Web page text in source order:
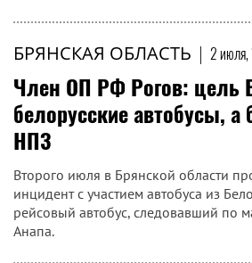
БРЯНСКАЯ ОБЛАСТЬ | 2
Член ОП РФ Рогов:
белорусские автобусы, а
НПЗ
Второго июля в Брянской области
инцидент с участием автобуса из
рейсовый автобус, следовавший по
Анапа.